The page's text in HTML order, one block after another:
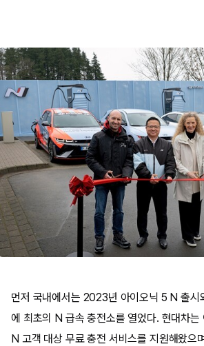
먼저 국내에서는 2023년 아이오닉 5 N 출시
에 최초의 N 급속 충전소를 열었다. 현대차는
N 고객 대상 무료 충전 서비스를 지원해왔으